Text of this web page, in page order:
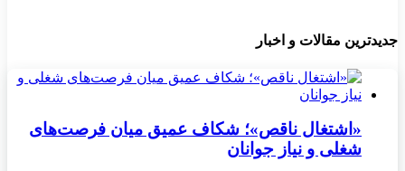
جدیدترین مقالات و اخبار
«اشتغال ناقص»؛ شکاف عمیق میان فرصت‌های
شغلی و نیاز جوانان